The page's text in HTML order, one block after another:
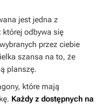
jest jedna z
której odbywa się
przez ciebie
szansa na to, że
planszę.
które mają
Każdy z dostępnych na